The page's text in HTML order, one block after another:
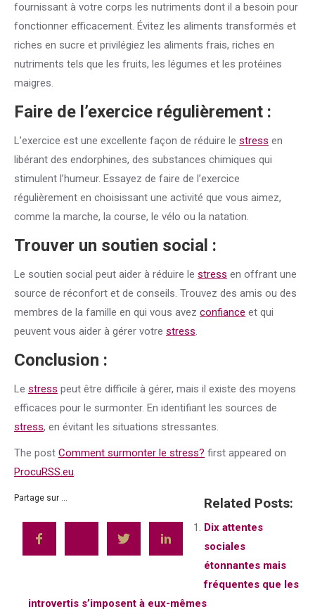
fournissant à votre corps les nutriments dont il a besoin pour
fonctionner efficacement. Évitez les aliments transformés et
riches en sucre et privilégiez les aliments frais, riches en
nutriments tels que les fruits, les légumes et les protéines
maigres.
Faire de l’exercice régulièrement :
L’exercice est une excellente façon de réduire le stress en
libérant des endorphines, des substances chimiques qui
stimulent l’humeur. Essayez de faire de l’exercice
régulièrement en choisissant une activité que vous aimez,
comme la marche, la course, le vélo ou la natation.
Trouver un soutien social :
Le soutien social peut aider à réduire le stress en offrant une
source de réconfort et de conseils. Trouvez des amis ou des
membres de la famille en qui vous avez confiance et qui
peuvent vous aider à gérer votre stress.
Conclusion :
Le stress peut être difficile à gérer, mais il existe des moyens
efficaces pour le surmonter. En identifiant les sources de
stress, en évitant les situations stressantes.
The post Comment surmonter le stress? first appeared on
ProcuRSS.eu.
Partage sur ... Related Posts:
Dix attentes
sociales
étonnantes mais
fréquentes que les
introvertis s’imposent à eux-mêmes